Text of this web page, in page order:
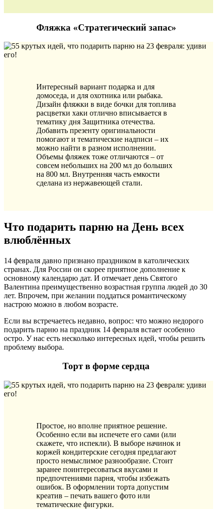
Фляжка «Стратегический запас»
Интересный вариант подарка и для
домоседа, и для охотника или рыбака.
Дизайн фляжки в виде бочки для топлива
расцветки хаки отлично вписывается в
тематику дня Защитника отечества.
Добавить презенту оригинальности
помогают и тематические надписи – их
можно найти в разном исполнении.
Объемы фляжек тоже отличаются – от
совсем небольших на 200 мл до больших
на 800 мл. Внутренняя часть емкости
сделана из нержавеющей стали.
Что подарить парню на День всех
влюблённых
14 февраля давно признано праздником в католических
странах. Для России он скорее приятное дополнение к
основному календарю дат. И отмечает день Святого
Валентина преимущественно возрастная группа людей до 30
лет. Впрочем, при желании поддаться романтическому
настрою можно в любом возрасте.
Если вы встречаетесь недавно, вопрос: что можно недорого
подарить парню на праздник 14 февраля встает особенно
остро. У нас есть несколько интересных идей, чтобы решить
проблему выбора.
Торт в форме сердца
Простое, но вполне приятное решение.
Особенно если вы испечете его сами (или
скажете, что испекли). В выборе начинок и
коржей кондитерские сегодня предлагают
просто немыслимое разнообразие. Стоит
заранее поинтересоваться вкусами и
предпочтениями парня, чтобы избежать
ошибок. В оформлении торта допустим
креатив – печать вашего фото или
тематические фигурки.